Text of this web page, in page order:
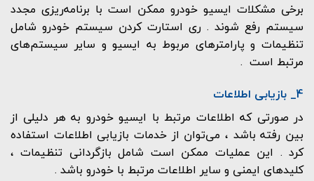
برخی مشکلات ایسیو خودرو ممکن است با برنامه‌ریزی مجدد
سیستم رفع شوند . ری استارت کردن سیستم خودرو شامل
تنظیمات و پارامترهای مربوط به ایسیو و سایر سیستم‌های
مرتبط است .
4_ بازیابی اطلاعات
در صورتی که اطلاعات مرتبط با ایسیو خودرو به هر دلیلی از
بین رفته باشد ، می‌توان از خدمات بازیابی اطلاعات استفاده
کرد . این عملیات ممکن است شامل بازگردانی تنظیمات ،
کلیدهای ایمنی و سایر اطلاعات مرتبط با خودرو باشد .